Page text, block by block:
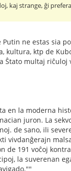
kaj strange, ĝi
ne estas sia
kultura, ktp de
Ŝtato multaj
en la moderna
juron. La
de sano, ili
vivdanĝerajn
191 voĉoj
la suverenan